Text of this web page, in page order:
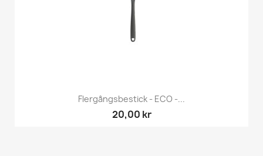
Flergångsbestick - ECO -...
20,00 kr